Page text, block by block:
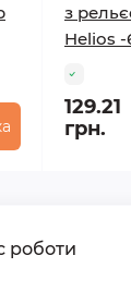
з
Helios -
129.21
грн.
роботи